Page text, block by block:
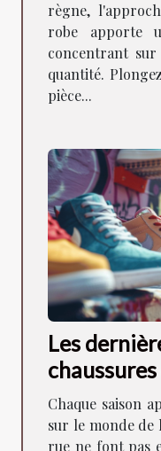
règne,
robe apporte
concentrant
quantité.
pièce...
Les
saison à
Chaque saison
sur le monde de
rue ne font pas